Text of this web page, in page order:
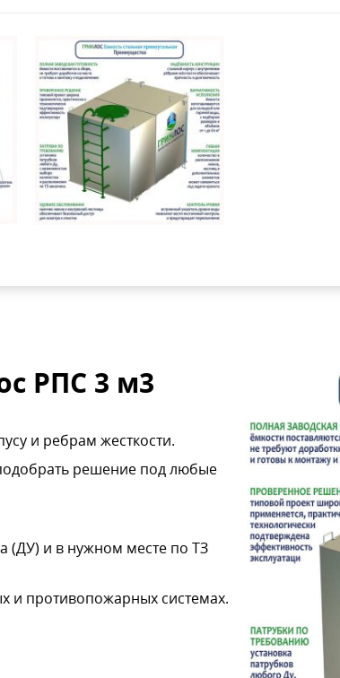
РПС 3 м3
и ребрам жесткости.
решение под любые
(ДУ) и в нужном месте по ТЗ
и противопожарных системах.